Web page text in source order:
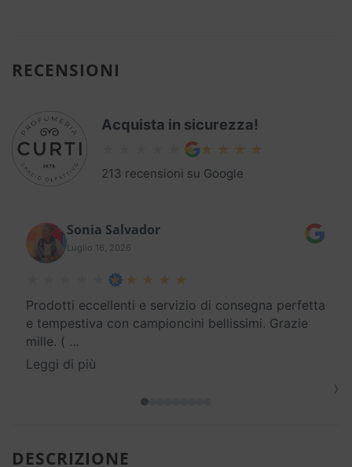
RECENSIONI
Acquista in sicurezza!
213 recensioni su Google
Sonia Salvador
Luglio 16, 2026
Prodotti eccellenti e servizio di consegna perfetta
e tempestiva con campioncini bellissimi. Grazie
mille. ( …
Leggi di più
›
DESCRIZIONE